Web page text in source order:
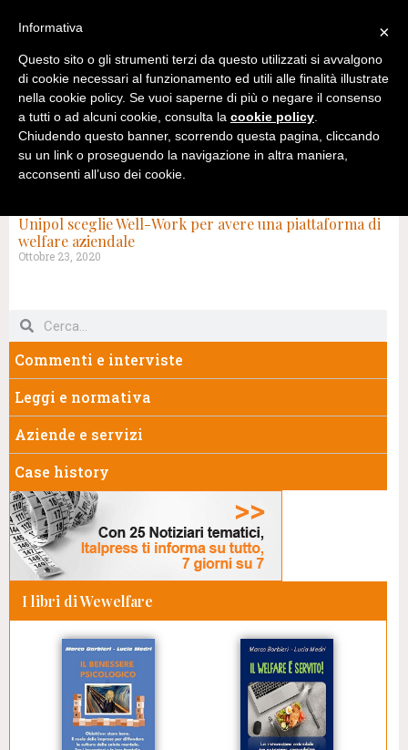
Unipol sceglie Well-Work per avere una piattaforma di
welfare aziendale
Ottobre 23, 2020
Commenti e interviste
Leggi e normativa
Aziende e servizi
Case history
I libri di Wewelfare
×
Informativa
Questo sito o gli strumenti terzi da questo utilizzati si avvalgono
di cookie necessari al funzionamento ed utili alle finalità illustrate
nella cookie policy. Se vuoi saperne di più o negare il consenso
a tutti o ad alcuni cookie, consulta la cookie policy.
Chiudendo questo banner, scorrendo questa pagina, cliccando
su un link o proseguendo la navigazione in altra maniera,
acconsenti all’uso dei cookie.